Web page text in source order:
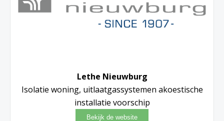
Lethe Nieuwburg
Isolatie woning, uitlaatgassystemen akoestische
installatie voorschip